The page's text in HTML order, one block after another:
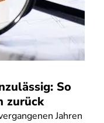
So
zurück
Jahren